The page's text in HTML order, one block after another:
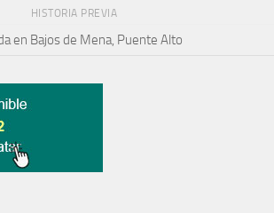
HISTORIA PREVIA
en Bajos de Mena, Puente Alto